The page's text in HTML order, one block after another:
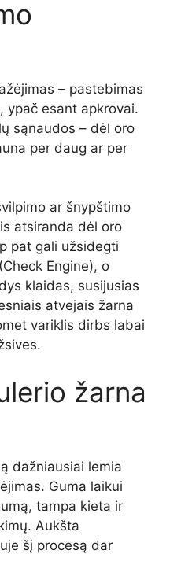
– pastebimas
ypač esant apkrovai.
sąnaudos – dėl oro
per daug ar per
ar šnypštimo
atsiranda dėl oro
pat gali užsidegti
Engine), o
klaidas, susijusias
atvejais žarna
variklis dirbs labai
žarna
dažniausiai lemia
Guma laikui
tampa kieta ir
Aukšta
šį procesą dar